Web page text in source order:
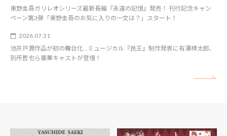
東野圭吾ガリレオシリーズ最新長編『永遠の記憶』発売！ 刊行記念キャン
ペーン第3弾「東野圭吾のお気に入りの一文は？」スタート！
2026.07.31
池井戸潤作品が初の舞台化…ミュージカル『民王』制作発表に有澤樟太郎、
別所哲也ら豪華キャストが登壇！